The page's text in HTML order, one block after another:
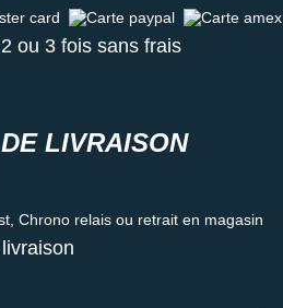
card Carte paypal Carte amex
ou 3 fois sans frais
LIVRAISON
relais ou retrait en magasin